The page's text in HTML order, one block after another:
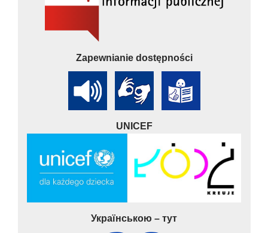
Zapewnianie dostępności
UNICEF
Українською – тут